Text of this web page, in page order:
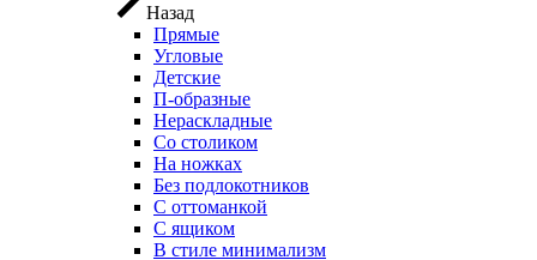
Назад
Прямые
Угловые
Детские
П-образные
Нераскладные
Со столиком
На ножках
Без подлокотников
С оттоманкой
С ящиком
В стиле минимализм